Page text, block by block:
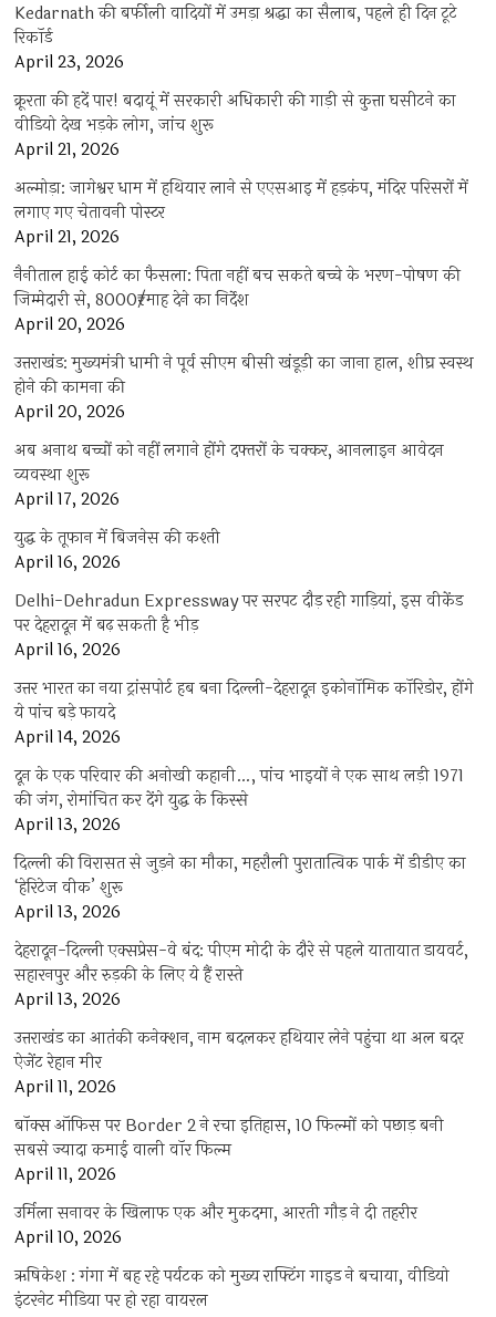
Kedarnath की बर्फीली वादियों में उमड़ा श्रद्धा का सैलाब, पहले ही दिन टूटे
रिकॉर्ड
April 23, 2026
क्रूरता की हदें पार! बदायूं में सरकारी अधिकारी की गाड़ी से कुत्ता घसीटने का
वीडियो देख भड़के लोग, जांच शुरू
April 21, 2026
अल्मोड़ा: जागेश्वर धाम में हथियार लाने से एएसआइ में हड़कंप, मंदिर परिसरों में
लगाए गए चेतावनी पोस्टर
April 21, 2026
नैनीताल हाई कोर्ट का फैसला: पिता नहीं बच सकते बच्चे के भरण-पोषण की
जिम्मेदारी से, 8000₹/माह देने का निर्देश
April 20, 2026
उत्तराखंड: मुख्यमंत्री धामी ने पूर्व सीएम बीसी खंडूड़ी का जाना हाल, शीघ्र स्वस्थ
होने की कामना की
April 20, 2026
अब अनाथ बच्चों को नहीं लगाने होंगे दफ्तरों के चक्कर, आनलाइन आवेदन
व्यवस्था शुरू
April 17, 2026
युद्ध के तूफान में बिजनेस की कश्ती
April 16, 2026
Delhi-Dehradun Expressway पर सरपट दौड़ रही गाड़ियां, इस वीकेंड
पर देहरादून में बढ़ सकती है भीड़
April 16, 2026
उत्तर भारत का नया ट्रांसपोर्ट हब बना दिल्ली-देहरादून इकोनॉमिक कॉरिडोर, होंगे
ये पांच बड़े फायदे
April 14, 2026
दून के एक परिवार की अनोखी कहानी…, पांच भाइयों ने एक साथ लड़ी 1971
की जंग, रोमांचित कर देंगे युद्ध के किस्से
April 13, 2026
दिल्ली की विरासत से जुड़ने का मौका, महरौली पुरातात्विक पार्क में डीडीए का
‘हेरिटेज वीक’ शुरू
April 13, 2026
देहरादून-दिल्ली एक्सप्रेस-वे बंद: पीएम मोदी के दौरे से पहले यातायात डायवर्ट,
सहारनपुर और रुड़की के लिए ये हैं रास्ते
April 13, 2026
उत्तराखंड का आतंकी कनेक्शन, नाम बदलकर हथियार लेने पहुंचा था अल बदर
ऐजेंट रेहान मीर
April 11, 2026
बॉक्स ऑफिस पर Border 2 ने रचा इतिहास, 10 फिल्मों को पछाड़ बनी
सबसे ज्यादा कमाई वाली वॉर फिल्म
April 11, 2026
उर्मिला सनावर के खिलाफ एक और मुकदमा, आरती गौड़ ने दी तहरीर
April 10, 2026
ऋषिकेश : गंगा में बह रहे पर्यटक को मुख्य राफ्टिंग गाइड ने बचाया, वीडियो
इंटरनेट मीडिया पर हो रहा वायरल